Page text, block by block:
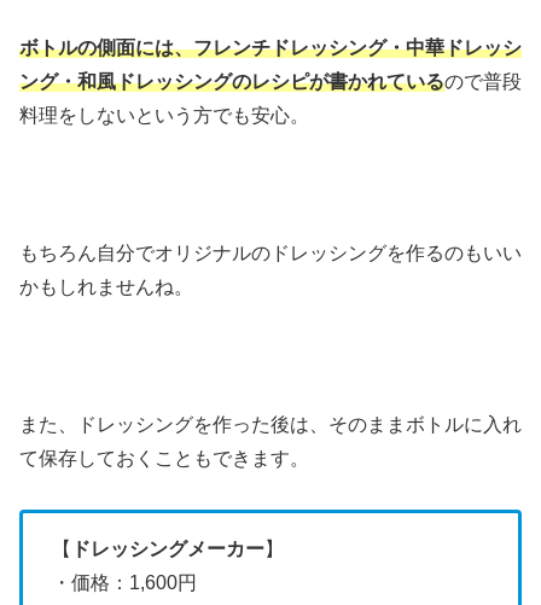
ボトルの側面には、フレンチドレッシング・中華ドレッシ
ング・和風ドレッシングのレシピが書かれているので普段
料理をしないという方でも安心。
もちろん自分でオリジナルのドレッシングを作るのもいい
かもしれませんね。
また、ドレッシングを作った後は、そのままボトルに入れ
て保存しておくこともできます。
【 ドレッシングメーカー】
・価格：1,600円